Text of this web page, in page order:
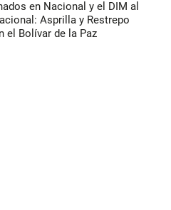
en Nacional y el DIM al
Asprilla y Restrepo
el Bolívar de la Paz